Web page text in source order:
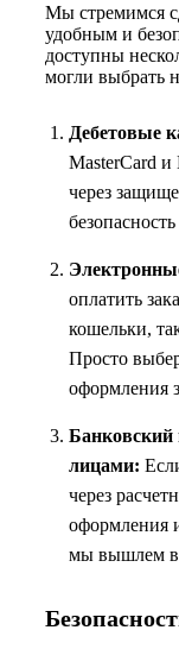
Мы стремимся
удобным и
доступны
могли выбрать
Дебетовые
MasterCard
через
оплатить
кошельки,
Просто
оформления
Банковский
лицами:
через
оформления
мы вышлем